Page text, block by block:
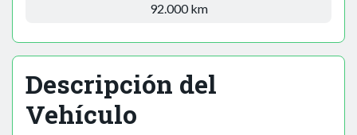
92.000 km
Descripción del
Vehículo